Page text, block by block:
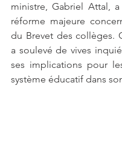
ministre, Gabriel Attal,
réforme majeure
du Brevet des collèges.
a soulevé de vives
ses implications pour
système éducatif dans